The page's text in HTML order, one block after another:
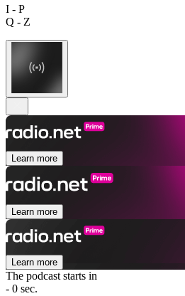
I - P
Q - Z
Learn more
Learn more
Learn more
The podcast starts in
- 0 sec.